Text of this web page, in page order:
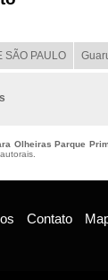
SÃO PAULO
Olheiras Parque
Contato